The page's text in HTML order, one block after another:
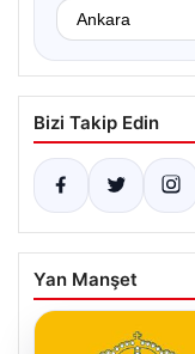
Bizi Takip Edin
Yan Manşet